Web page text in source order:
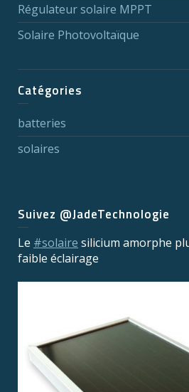
Régulateur solaire MPPT
Solaire Photovoltaïque
Catégories
batteries
solaires
Suivez @JadeTechnologie
Le #solaire silicium amorphe
faible éclairage